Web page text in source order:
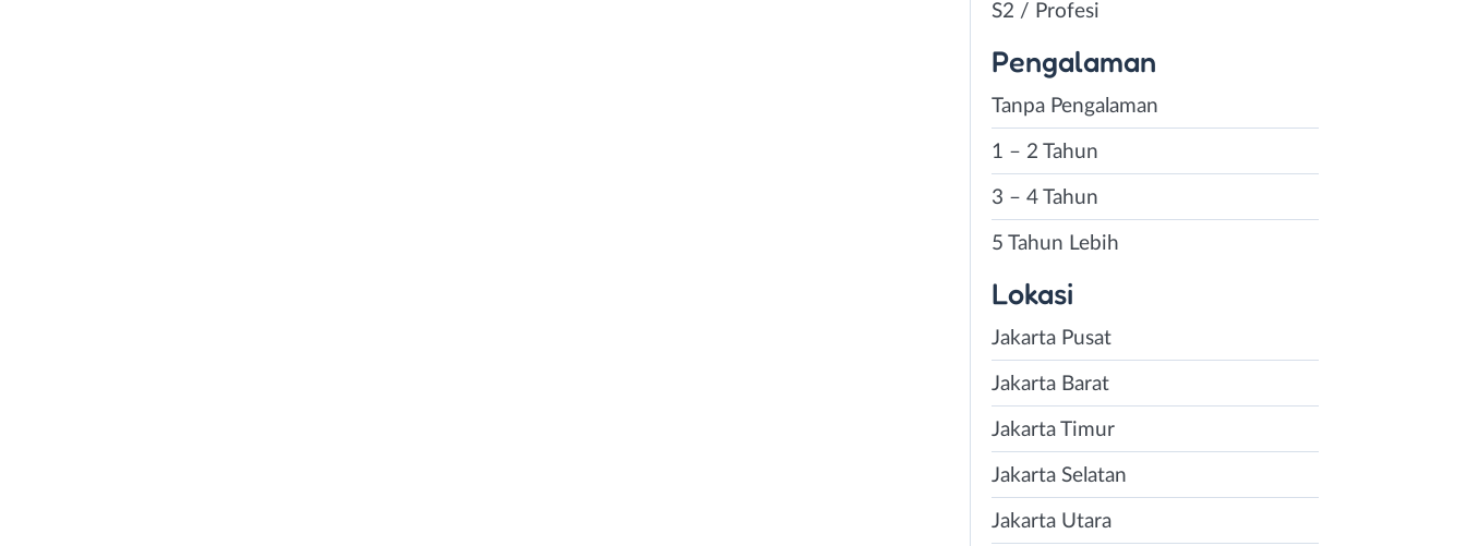
S2 / Profesi
Pengalaman
Tanpa Pengalaman
1 – 2 Tahun
3 – 4 Tahun
5 Tahun Lebih
Lokasi
Jakarta Pusat
Jakarta Barat
Jakarta Timur
Jakarta Selatan
Jakarta Utara